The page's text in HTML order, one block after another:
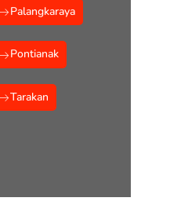
Palangkaraya
Pontianak
Tarakan